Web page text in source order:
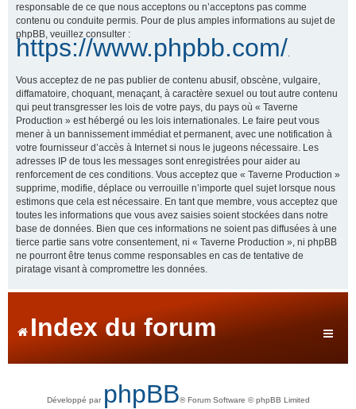
responsable de ce que nous acceptons ou n’acceptons pas comme
contenu ou conduite permis. Pour de plus amples informations au sujet de
phpBB, veuillez consulter :
https://www.phpbb.com/
Vous acceptez de ne pas publier de contenu abusif, obscène, vulgaire,
diffamatoire, choquant, menaçant, à caractère sexuel ou tout autre contenu
qui peut transgresser les lois de votre pays, du pays où « Taverne
Production » est hébergé ou les lois internationales. Le faire peut vous
mener à un bannissement immédiat et permanent, avec une notification à
votre fournisseur d’accès à Internet si nous le jugeons nécessaire. Les
adresses IP de tous les messages sont enregistrées pour aider au
renforcement de ces conditions. Vous acceptez que « Taverne Production »
supprime, modifie, déplace ou verrouille n’importe quel sujet lorsque nous
estimons que cela est nécessaire. En tant que membre, vous acceptez que
toutes les informations que vous avez saisies soient stockées dans notre
base de données. Bien que ces informations ne soient pas diffusées à une
tierce partie sans votre consentement, ni « Taverne Production », ni phpBB
ne pourront être tenus comme responsables en cas de tentative de
piratage visant à compromettre les données.
Index du forum
Développé par phpBB® Forum Software © phpBB Limited